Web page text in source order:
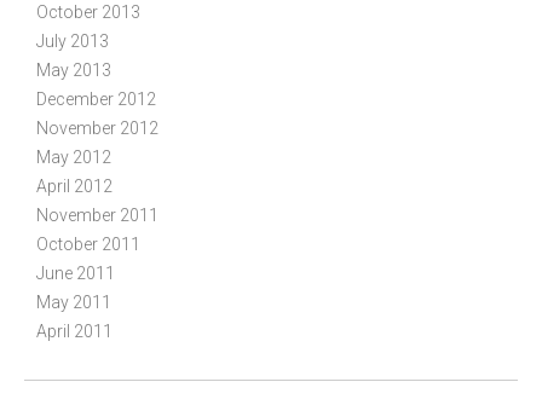
October 2013
July 2013
May 2013
December 2012
November 2012
May 2012
April 2012
November 2011
October 2011
June 2011
May 2011
April 2011